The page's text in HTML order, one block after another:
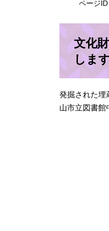
ページ
文化
しま
発掘された埋
山市立図書館